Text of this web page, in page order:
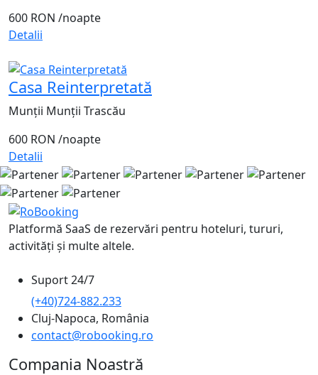
600 RON /noapte
Detalii
Casa Reinterpretată
Munții Munții Trascău
600 RON /noapte
Detalii
Platformă SaaS de rezervări pentru hoteluri, tururi,
activități și multe altele.
Suport 24/7
(+40)724-882.233
Cluj-Napoca, România
contact@robooking.ro
Compania Noastră